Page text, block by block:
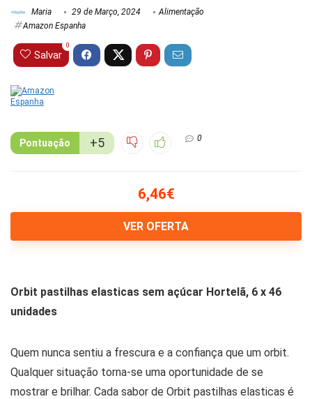
Maria 29 de Março, 2024
Alimentação
Amazon Espanha
Salvar
0
Pontuação +5 0
6,46€
VER OFERTA
Orbit pastilhas elasticas sem açúcar Hortelã, 6 x 46
unidades
Quem nunca sentiu a frescura e a confiança que um orbit.
Qualquer situação torna-se uma oportunidade de se
mostrar e brilhar. Cada sabor de Orbit pastilhas elasticas é